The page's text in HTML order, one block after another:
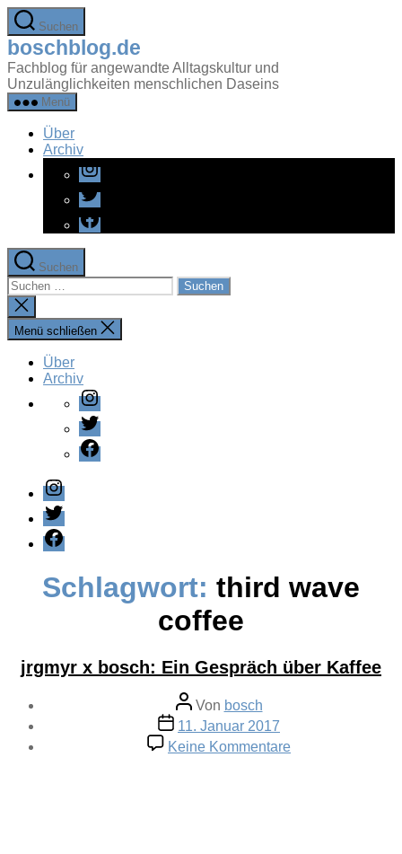
Zum
Inhalt
springen
Suchen
boschblog.de
Fachblog für angewandte Alltagskultur und
Unzulänglichkeiten menschlichen Daseins
Menü
Über
Archiv
Instagram
Twitter
Facebook
Suchen
Suchen
nach:
Suche
schließen
Menü schließen
Über
Archiv
Instagram
Twitter
Facebook
Instagram
Twitter
Facebook
Schlagwort: third wave
coffee
jrgmyr x bosch: Ein Gespräch über Kaffee
Beitragsautor
Von bosch
Veröffentlichungsdatum
11. Januar 2017
Keine Kommentare
jrgmyr